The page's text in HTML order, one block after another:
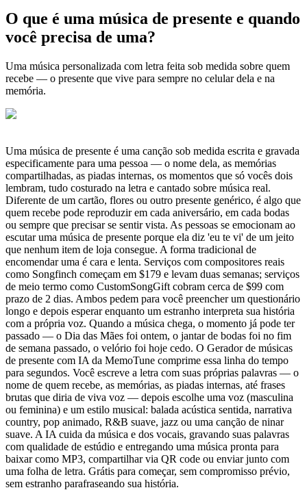
O que é uma música de presente e quando
você precisa de uma?
Uma música personalizada com letra feita sob medida sobre quem
recebe — o presente que vive para sempre no celular dela e na
memória.
Uma música de presente é uma canção sob medida escrita e gravada
especificamente para uma pessoa — o nome dela, as memórias
compartilhadas, as piadas internas, os momentos que só vocês dois
lembram, tudo costurado na letra e cantado sobre música real.
Diferente de um cartão, flores ou outro presente genérico, é algo que
quem recebe pode reproduzir em cada aniversário, em cada bodas
ou sempre que precisar se sentir vista. As pessoas se emocionam ao
escutar uma música de presente porque ela diz 'eu te vi' de um jeito
que nenhum item de loja consegue. A forma tradicional de
encomendar uma é cara e lenta. Serviços com compositores reais
como Songfinch começam em $179 e levam duas semanas; serviços
de meio termo como CustomSongGift cobram cerca de $99 com
prazo de 2 dias. Ambos pedem para você preencher um questionário
longo e depois esperar enquanto um estranho interpreta sua história
com a própria voz. Quando a música chega, o momento já pode ter
passado — o Dia das Mães foi ontem, o jantar de bodas foi no fim
de semana passado, o velório foi hoje cedo. O Gerador de músicas
de presente com IA da MemoTune comprime essa linha do tempo
para segundos. Você escreve a letra com suas próprias palavras — o
nome de quem recebe, as memórias, as piadas internas, até frases
brutas que diria de viva voz — depois escolhe uma voz (masculina
ou feminina) e um estilo musical: balada acústica sentida, narrativa
country, pop animado, R&B suave, jazz ou uma canção de ninar
suave. A IA cuida da música e dos vocais, gravando suas palavras
com qualidade de estúdio e entregando uma música pronta para
baixar como MP3, compartilhar via QR code ou enviar junto com
uma folha de letra. Grátis para começar, sem compromisso prévio,
sem estranho parafraseando sua história.